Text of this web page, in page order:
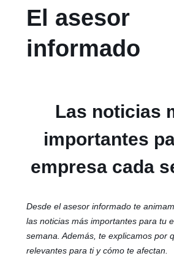
El asesor
informado
Las noticias
importantes
empresa cada
Desde el asesor informado te
las noticias más importantes para tu
semana. Además, te explicamos por
relevantes para ti y cómo te afectan.